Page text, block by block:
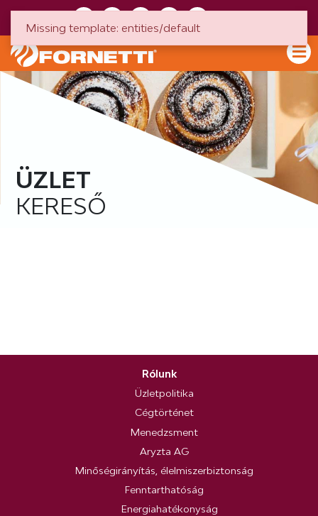
ÜZLET
KERESŐ
Rólunk
Üzletpolitika
Cégtörténet
Menedzsment
Aryzta AG
Minőségirányítás, élelmiszerbiztonság
Fenntarthatóság
Energiahatékonyság
Missing template: entities/default